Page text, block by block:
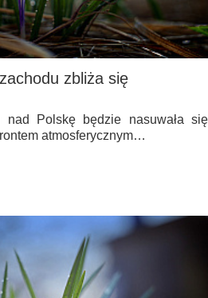
zbliża się
Polskę będzie nasuwała się
atmosferycznym…